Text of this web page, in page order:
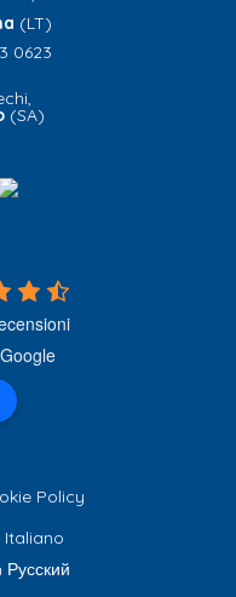
(LT)
0623
(SA)
Policy
Italiano
Русский